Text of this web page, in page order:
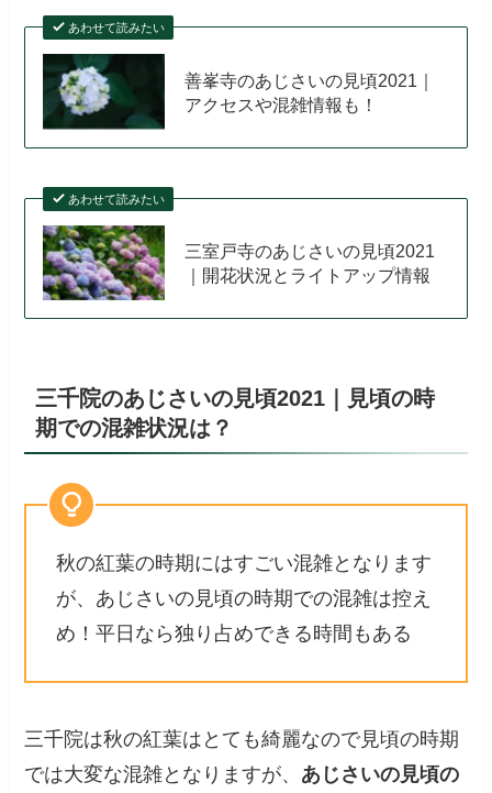
あわせて読みたい
善峯寺のあじさいの見頃2021｜
アクセスや混雑情報も！
あわせて読みたい
三室戸寺のあじさいの見頃2021
｜開花状況とライトアップ情報
三千院のあじさいの見頃2021｜見頃の時
期での混雑状況は？
秋の紅葉の時期にはすごい混雑となります
が、あじさいの見頃の時期での混雑は控え
め！平日なら独り占めできる時間もある
三千院は秋の紅葉はとても綺麗なので見頃の時期
では大変な混雑となりますが、 あじさいの見頃の